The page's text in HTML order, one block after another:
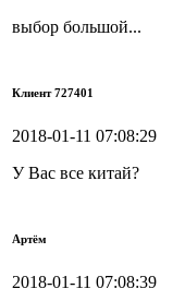
выбор большой...
Клиент 727401
2018-01-11 07:08:29
У Вас все китай?
Артём
2018-01-11 07:08:39